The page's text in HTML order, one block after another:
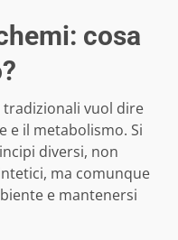
cosa
vuol dire
e il metabolismo. Si
diversi, non
ma comunque
e mantenersi